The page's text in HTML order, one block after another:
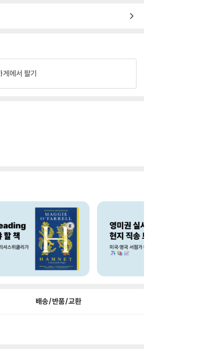
게에서 팔기
배송/반품/교환